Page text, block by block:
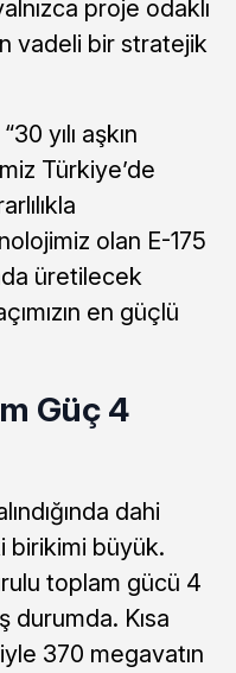
proje odaklı
vadeli bir stratejik
yılı aşkın
Türkiye’de
olan E-175
üretilecek
en güçlü
Güç 4
dahi
birikimi büyük.
toplam gücü 4
durumda. Kısa
370 megavatın